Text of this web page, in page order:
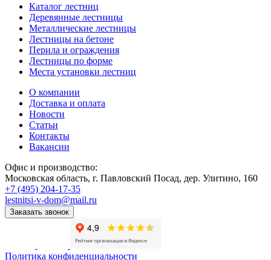
Каталог лестниц
Деревянные лестницы
Металлические лестницы
Лестницы на бетоне
Перила и ограждения
Лестницы по форме
Места установки лестниц
О компании
Доставка и оплата
Новости
Статьи
Контакты
Вакансии
Офис и производство:
Московская область, г. Павловский Посад, дер. Улитино, 160
+7 (495) 204-17-35
lestnitsi-v-dom@mail.ru
Заказать звонок
Политика конфиденциальности